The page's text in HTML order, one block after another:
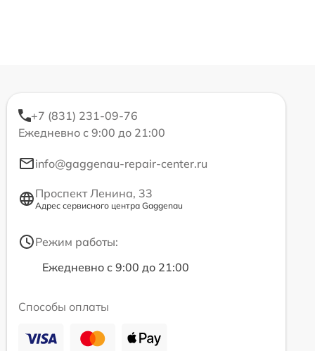
+7 (831) 231-09-76
Ежедневно с 9:00 до 21:00
info@gaggenau-repair-center.ru
Проспект Ленина, 33
Адрес сервисного центра Gaggenau
Режим работы:
Ежедневно с 9:00 до 21:00
Способы оплаты